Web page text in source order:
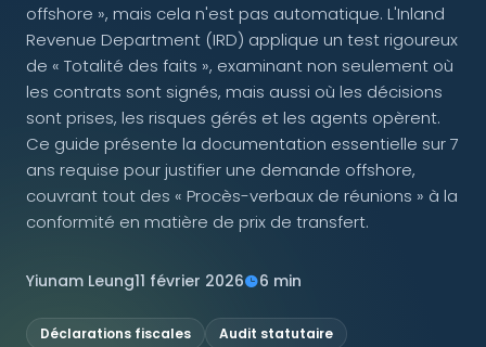
NOUS SUIVRE
Contactez-nous
offshore », mais cela n'est pas automatique. L'Inland
Revenue Department (IRD) applique un test rigoureux
de « Totalité des faits », examinant non seulement où
les contrats sont signés, mais aussi où les décisions
sont prises, les risques gérés et les agents opèrent.
Ce guide présente la documentation essentielle sur 7
ans requise pour justifier une demande offshore,
couvrant tout des « Procès-verbaux de réunions » à la
conformité en matière de prix de transfert.
Yiunam Leung11 février 2026 6 min
Déclarations fiscales
Audit statutaire